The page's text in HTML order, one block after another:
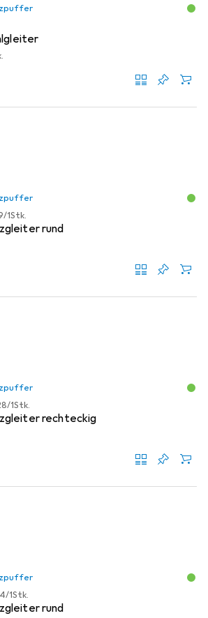
/1Stk.
rund
/1Stk.
rechteckig
/1Stk.
rund